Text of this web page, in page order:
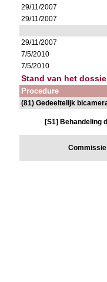
29/11/2007
29/11/2007
29/11/2007
7/5/2010
7/5/2010
Stand van het
Procedure
(81) Gedeeltelijk
[S1] Behandeling